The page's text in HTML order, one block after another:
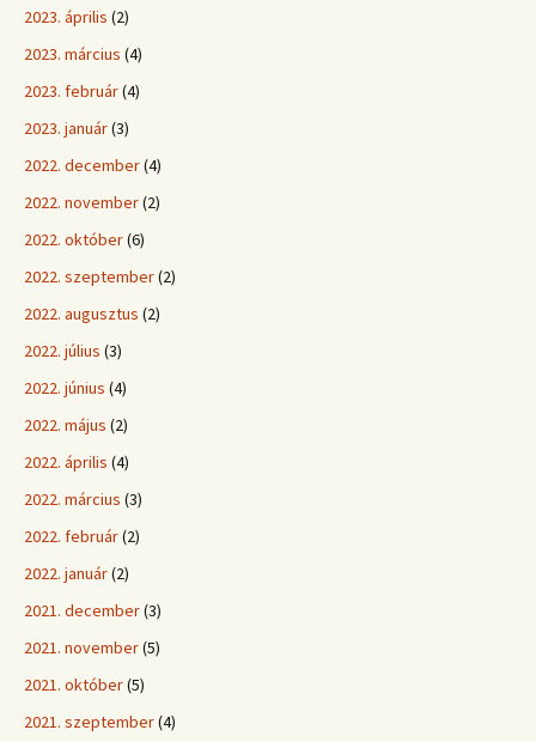
2023. április (2)
2023. március (4)
2023. február(4)
2023. január(3)
2022. december(4)
2022. november(2)
2022. október(6)
2022. szeptember(2)
2022. augusztus (2)
2022. július (3)
2022. június (4)
2022. május (2)
2022. április (4)
2022. március (3)
2022. február(2)
2022. január(2)
2021. december(3)
2021. november(5)
2021. október(5)
2021. szeptember(4)